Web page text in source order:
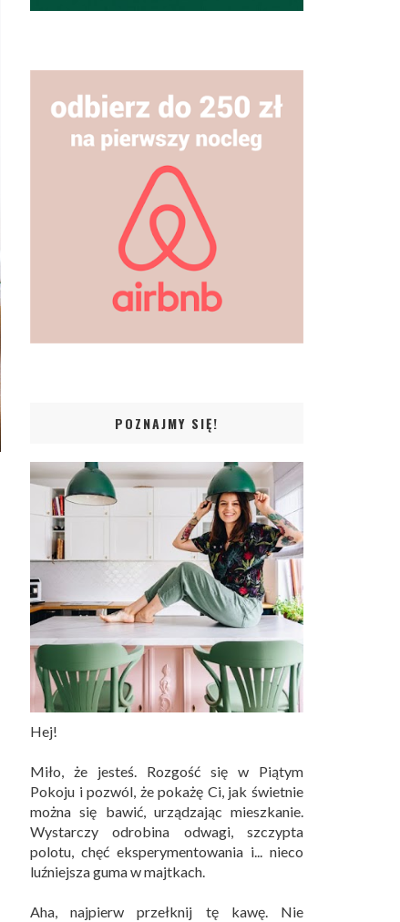
POZNAJMY SIĘ!
Hej!
Miło, że jesteś. Rozgość się w Piątym
Pokoju i pozwól, że pokażę Ci, jak świetnie
można się bawić, urządzając mieszkanie.
Wystarczy odrobina odwagi, szczypta
polotu, chęć eksperymentowania i... nieco
luźniejsza guma w majtkach.
Aha, najpierw przełknij tę kawę. Nie